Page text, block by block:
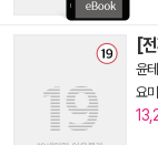
[
윤
요